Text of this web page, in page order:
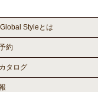
Styleとは
約
タログ